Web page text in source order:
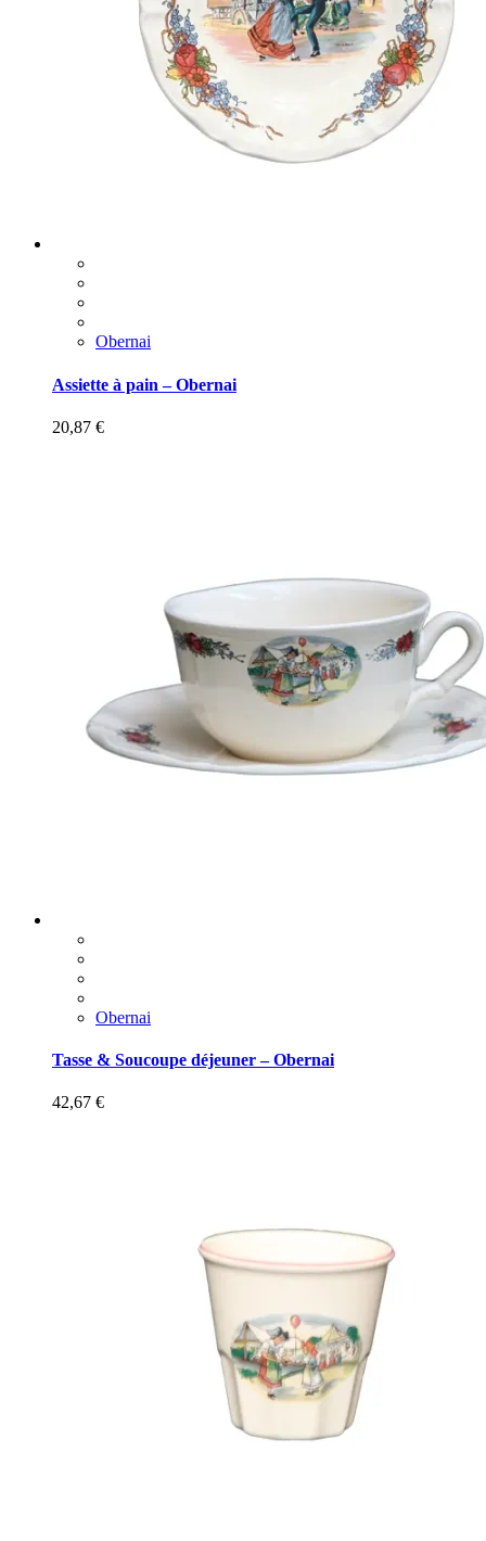
Obernai
Assiette à pain – Obernai
20,87 €
Obernai
Tasse & Soucoupe déjeuner – Obernai
42,67 €